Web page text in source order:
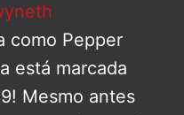
como Pepper
está marcada
Mesmo antes